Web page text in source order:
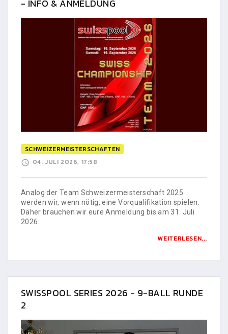
- INFO & ANMELDUNG
SCHWEIZERMEISTERSCHAFTEN
04. JULI 2026, 17:58
Analog der Team Schweizermeisterschaft 2025
werden wir, wenn nötig, eine Vorqualifikation spielen.
Daher brauchen wir eure Anmeldung bis am 31. Juli
2026.
WEITERLESEN...
SWISSPOOL SERIES 2026 - 9-BALL RUNDE
2